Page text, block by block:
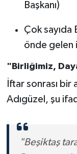
Başkanı)
Çok sayıda
önde gelen
"Birliğimiz,
İftar sonrası bir
Adıgüzel, şu
"Beşiktaş